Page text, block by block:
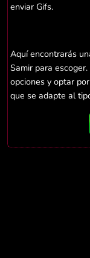
enviar Gifs.
Aquí encontrarás
Samir para
opciones y optar
que se adapte al